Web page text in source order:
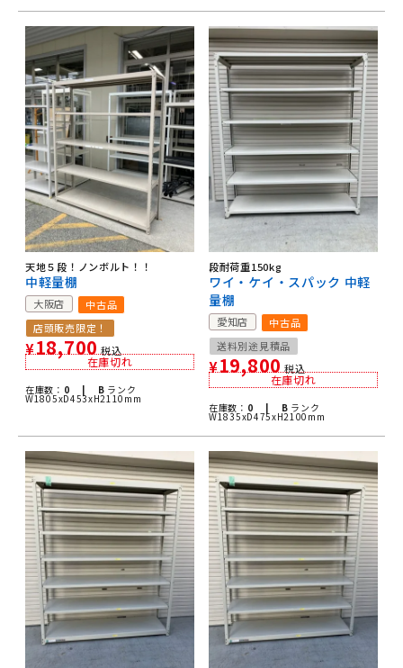
天地５段！ノンボルト！！
中軽量棚
大阪店
中古品
店頭販売限定！
¥18,700 税込
在庫切れ
在庫数： 0 | B ランク
W1805xD453xH2110mm
段耐荷重150kg
ワイ・ケイ・スパック 中軽
量棚
愛知店
中古品
送料別途見積品
¥19,800 税込
在庫切れ
在庫数： 0 | B ランク
W1835xD475xH2100mm